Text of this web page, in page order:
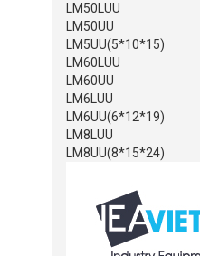
LM50LUU
LM50UU
LM5UU(5*10*15)
LM60LUU
LM60UU
LM6LUU
LM6UU(6*12*19)
LM8LUU
LM8UU(8*15*24)